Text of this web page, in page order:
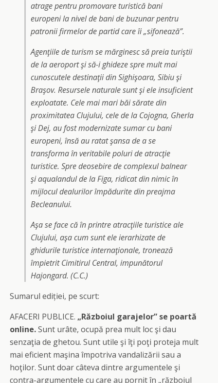
atrage pentru promovare turistică bani
europeni la nivel de bani de buzunar pentru
patronii firmelor de partid care îi „sifonează”.
Agenţiile de turism se mărginesc să preia turiştii
de la aeroport şi să-i ghideze spre mult mai
cunoscutele destinaţii din Sighişoara, Sibiu şi
Braşov. Resursele naturale sunt şi ele insuficient
exploatate. Cele mai mari băi sărate din
proximitatea Clujului, cele de la Cojogna, Gherla
şi Dej, au fost modernizate sumar cu bani
europeni, însă au ratat şansa de a se
transforma în veritabile poluri de atracţie
turistice. Spre deosebire de complexul balnear
şi aqualandul de la Figa, ridicat din nimic în
mijlocul dealurilor împădurite din preajma
Becleanului.
Aşa se face că în printre atracţiile turistice ale
Clujului, aşa cum sunt ele ierarhizate de
ghidurile turistice internaţionale, tronează
împietrit Cimitirul Central, impunătorul
Hajongard. (C.C.)
Sumarul ediției, pe scurt:
AFACERI PUBLICE. „Războiul garajelor” se poartă
online.Sunt urâte, ocupă prea mult loc şi dau
senzaţia de ghetou. Sunt utile şi îţi poţi proteja mult
mai eficient maşina împotriva vandalizării sau a
hoţilor. Sunt doar câteva dintre argumentele şi
contra-argumentele cu care au pornit în „războiul